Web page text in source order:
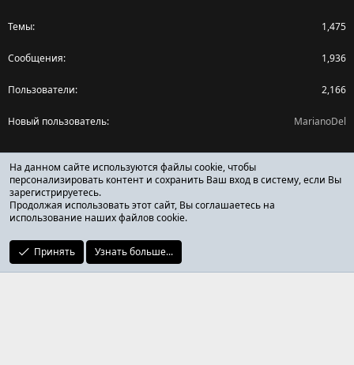
Темы 1,475
Сообщения 1,936
Пользователи 2,166
Новый пользователь MarianoDel
Поделиться страницей
Facebook
X (Twitter)
Reddit
ОТЗЫВЫ ОНЛАЙН ФОРУМ
На данном сайте используются файлы cookie, чтобы
персонализировать контент и сохранить Ваш вход в систему, если Вы
зарегистрируетесь.
Продолжая использовать этот сайт, Вы соглашаетесь на
использование наших файлов cookie.
Принять Узнать больше...